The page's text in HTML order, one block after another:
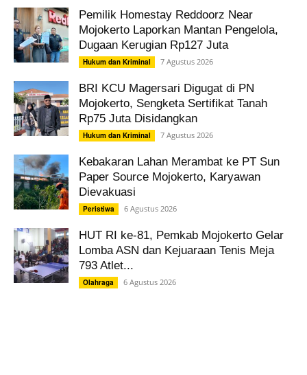
Pemilik Homestay Reddoorz Near
Mojokerto Laporkan Mantan Pengelola,
Dugaan Kerugian Rp127 Juta
Hukum dan Kriminal 7 Agustus 2026
BRI KCU Magersari Digugat di PN
Mojokerto, Sengketa Sertifikat Tanah
Rp75 Juta Disidangkan
Hukum dan Kriminal 7 Agustus 2026
Kebakaran Lahan Merambat ke PT Sun
Paper Source Mojokerto, Karyawan
Dievakuasi
Peristiwa 6 Agustus 2026
HUT RI ke-81, Pemkab Mojokerto Gelar
Lomba ASN dan Kejuaraan Tenis Meja
793 Atlet...
Olahraga 6 Agustus 2026